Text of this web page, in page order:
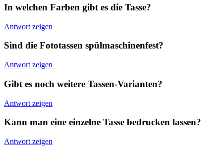
In welchen Farben gibt es die Tasse?
Antwort zeigen
Sind die Fototassen spülmaschinenfest?
Antwort zeigen
Gibt es noch weitere Tassen-Varianten?
Antwort zeigen
Kann man eine einzelne Tasse bedrucken lassen?
Antwort zeigen